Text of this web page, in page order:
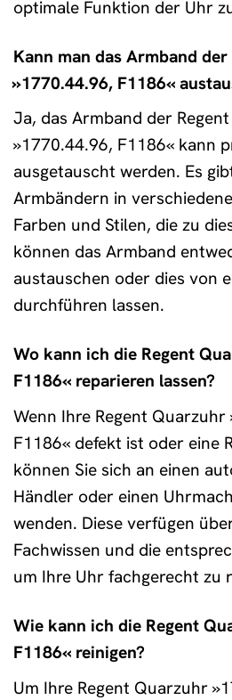
optimale Funktion der Uhr
Kann man das Armband
»1770.44.96, F1186«
Ja, das Armband der
»1770.44.96, F1186« kann
ausgetauscht werden. Es
Armbändern in
Farben und Stilen, die zu
können das Armband
austauschen oder dies von
durchführen lassen.
Wo kann ich die Regent
F1186« reparieren lassen?
Wenn Ihre Regent Quarzuhr
F1186« defekt ist oder eine
können Sie sich an einen
Händler oder einen
wenden. Diese verfügen
Fachwissen und die
um Ihre Uhr fachgerecht zu
Wie kann ich die Regent
F1186« reinigen?
Um Ihre Regent Quarzuhr